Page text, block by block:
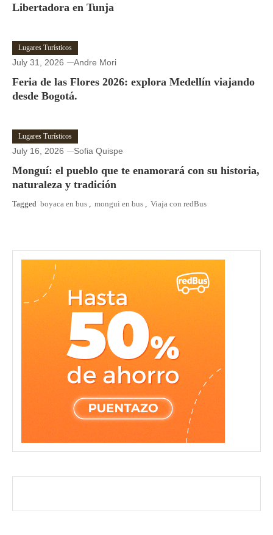
Libertadora en Tunja
Lugares Turísticos
July 31, 2026 Andre Mori
Feria de las Flores 2026: explora Medellín viajando
desde Bogotá.
Lugares Turísticos
July 16, 2026 Sofia Quispe
Monguí: el pueblo que te enamorará con su historia,
naturaleza y tradición
Tagged boyaca en bus , mongui en bus , Viaja con redBus